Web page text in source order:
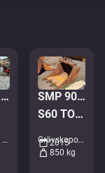
Rototilt R8 S70
Tiltrotator • M182-5419
SMP 900 HDR
S60 TOOTH EXCAVATOR BUCKET
Grävskopor - Grävskopa • M571-1294
2015
850 kg